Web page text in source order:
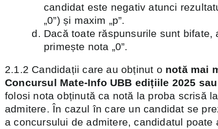
candidat este negativ atunci
„0”) și maxim „p”.
Dacă toate răspunsurile sunt bifate,
primește nota „0”.
2.1.2 Candidații care au obținut o notă mai
Concursul Mate-Info UBB edițiile 2025
folosi nota obținută ca notă la proba scrisă
admitere. În cazul în care un candidat se
a concursului de admitere, candidatul poate